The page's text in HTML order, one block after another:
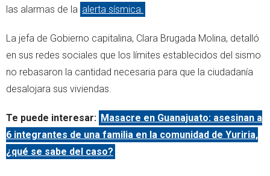
las alarmas de la alerta sísmica.
La jefa de Gobierno capitalina, Clara Brugada Molina, detalló
en sus redes sociales que los límites establecidos del sismo
no rebasaron la cantidad necesaria para que la ciudadanía
desalojara sus viviendas.
Te puede interesar: Masacre en Guanajuato: asesinan a
6 integrantes de una familia en la comunidad de Yuriria,
¿qué se sabe del caso?